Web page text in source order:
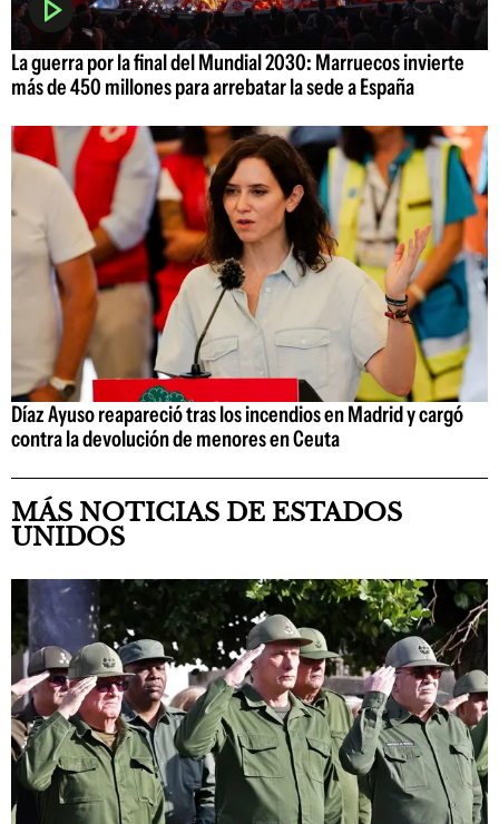
La guerra por la final del Mundial 2030: Marruecos invierte
más de 450 millones para arrebatar la sede a España
Díaz Ayuso reapareció tras los incendios en Madrid y cargó
contra la devolución de menores en Ceuta
MÁS NOTICIAS DE ESTADOS
UNIDOS